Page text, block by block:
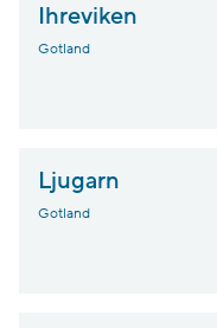
Ihreviken
Gotland
Ljugarn
Gotland